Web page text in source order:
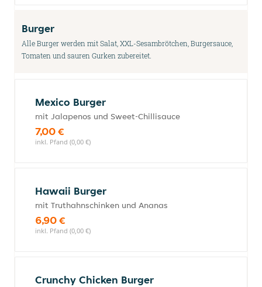
Burger
Alle Burger werden mit Salat, XXL-Sesambrötchen, Burgersauce,
Tomaten und sauren Gurken zubereitet.
Mexico Burger
mit Jalapenos und Sweet-Chillisauce
7,00 €
inkl. Pfand (0,00 €)
Hawaii Burger
mit Truthahnschinken und Ananas
6,90 €
inkl. Pfand (0,00 €)
Crunchy Chicken Burger